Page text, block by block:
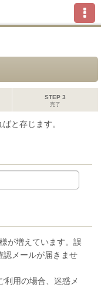
STEP 3
完了
と存じます。
が増えています。誤
認メールが届きませ
用の場合、迷惑メ